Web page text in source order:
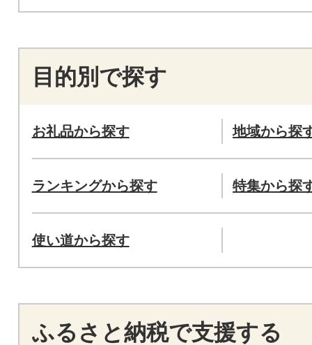
目的別で探す
お礼品から探す 地域から探
ランキングから探す 特集から探
使い道から探す
ふるさと納税で支援する